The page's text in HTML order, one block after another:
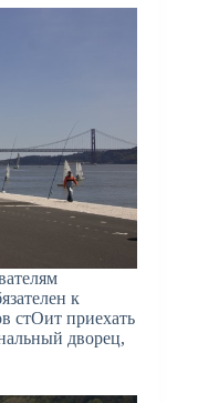
к
стОит приехать
дворец,